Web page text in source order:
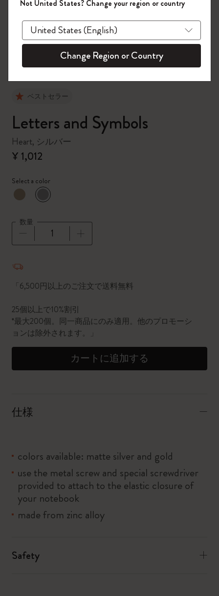
ベストセラー
Letters and Symbols
Heart, シルバー
¥ 1,012
Select a color
選択済
*選択したカラー
数量
「6,500円以上のご注文で送料無料
25個以上で10%割引
*最大200個。同一商品にのみ適用。他のプロモーシ
ョンは除外されます。」
カートに追加する
仕様
colors available: matte silver and gold
use the metal screw and special screwdriver
provided to attach to the elastic closure of
your notebook
made from zinc alloy
Safety
ァーや会員特典、さらに多くのインスピ
レーションを手に入れましょう。
今すぐ会員登録 !
Not United States? Change your region or country
Change Region or Country